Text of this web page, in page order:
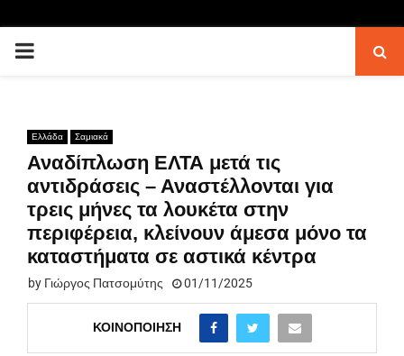
PRIMARY
Ελλάδα Σαμιακά
Αναδίπλωση ΕΛΤΑ μετά τις
αντιδράσεις – Αναστέλλονται για
τρεις μήνες τα λουκέτα στην
περιφέρεια, κλείνουν άμεσα μόνο τα
καταστήματα σε αστικά κέντρα
by Γιώργος Πατσομύτης 01/11/2025
ΚΟΙΝΟΠΟΊΗΣΗ